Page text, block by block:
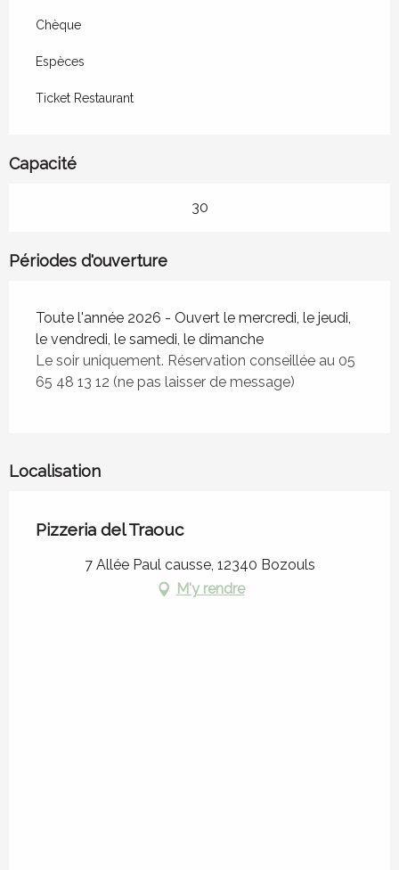
Chèque
Espèces
Ticket Restaurant
Capacité
30
Périodes d'ouverture
Toute l'année 2026 - Ouvert le mercredi, le jeudi,
le vendredi, le samedi, le dimanche
Le soir uniquement. Réservation conseillée au 05
65 48 13 12 (ne pas laisser de message)
Localisation
Pizzeria del Traouc
7 Allée Paul causse, 12340 Bozouls
M'y rendre